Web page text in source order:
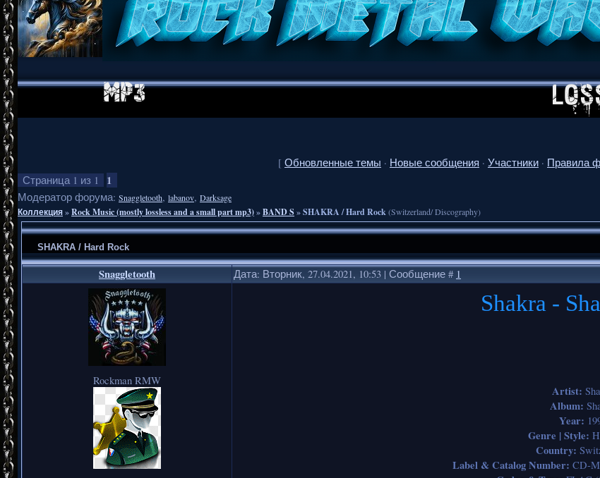
[ Обновленные темы · Новые сообщения · Участники · Правила
Страница 1 из 1 1
Модератор форума: Snaggletooth, labanov, Darksage
Коллекция»Rock Music (mostly lossless and a small part mp3)»BAND S »SHAKRA / Hard Rock(Switzerland/ Discography)
SHAKRA / Hard Rock
Snaggletooth Дата: Вторник, 27.04.2021, 10:53 | Сообщение # 1
Rockman RMW
Shakra -
Artist:
Album:
Year:
Genre | Style:
Country:
Label & Catalog Number: CD-